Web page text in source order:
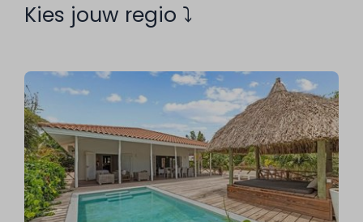
Kies jouw regio ⤵︎